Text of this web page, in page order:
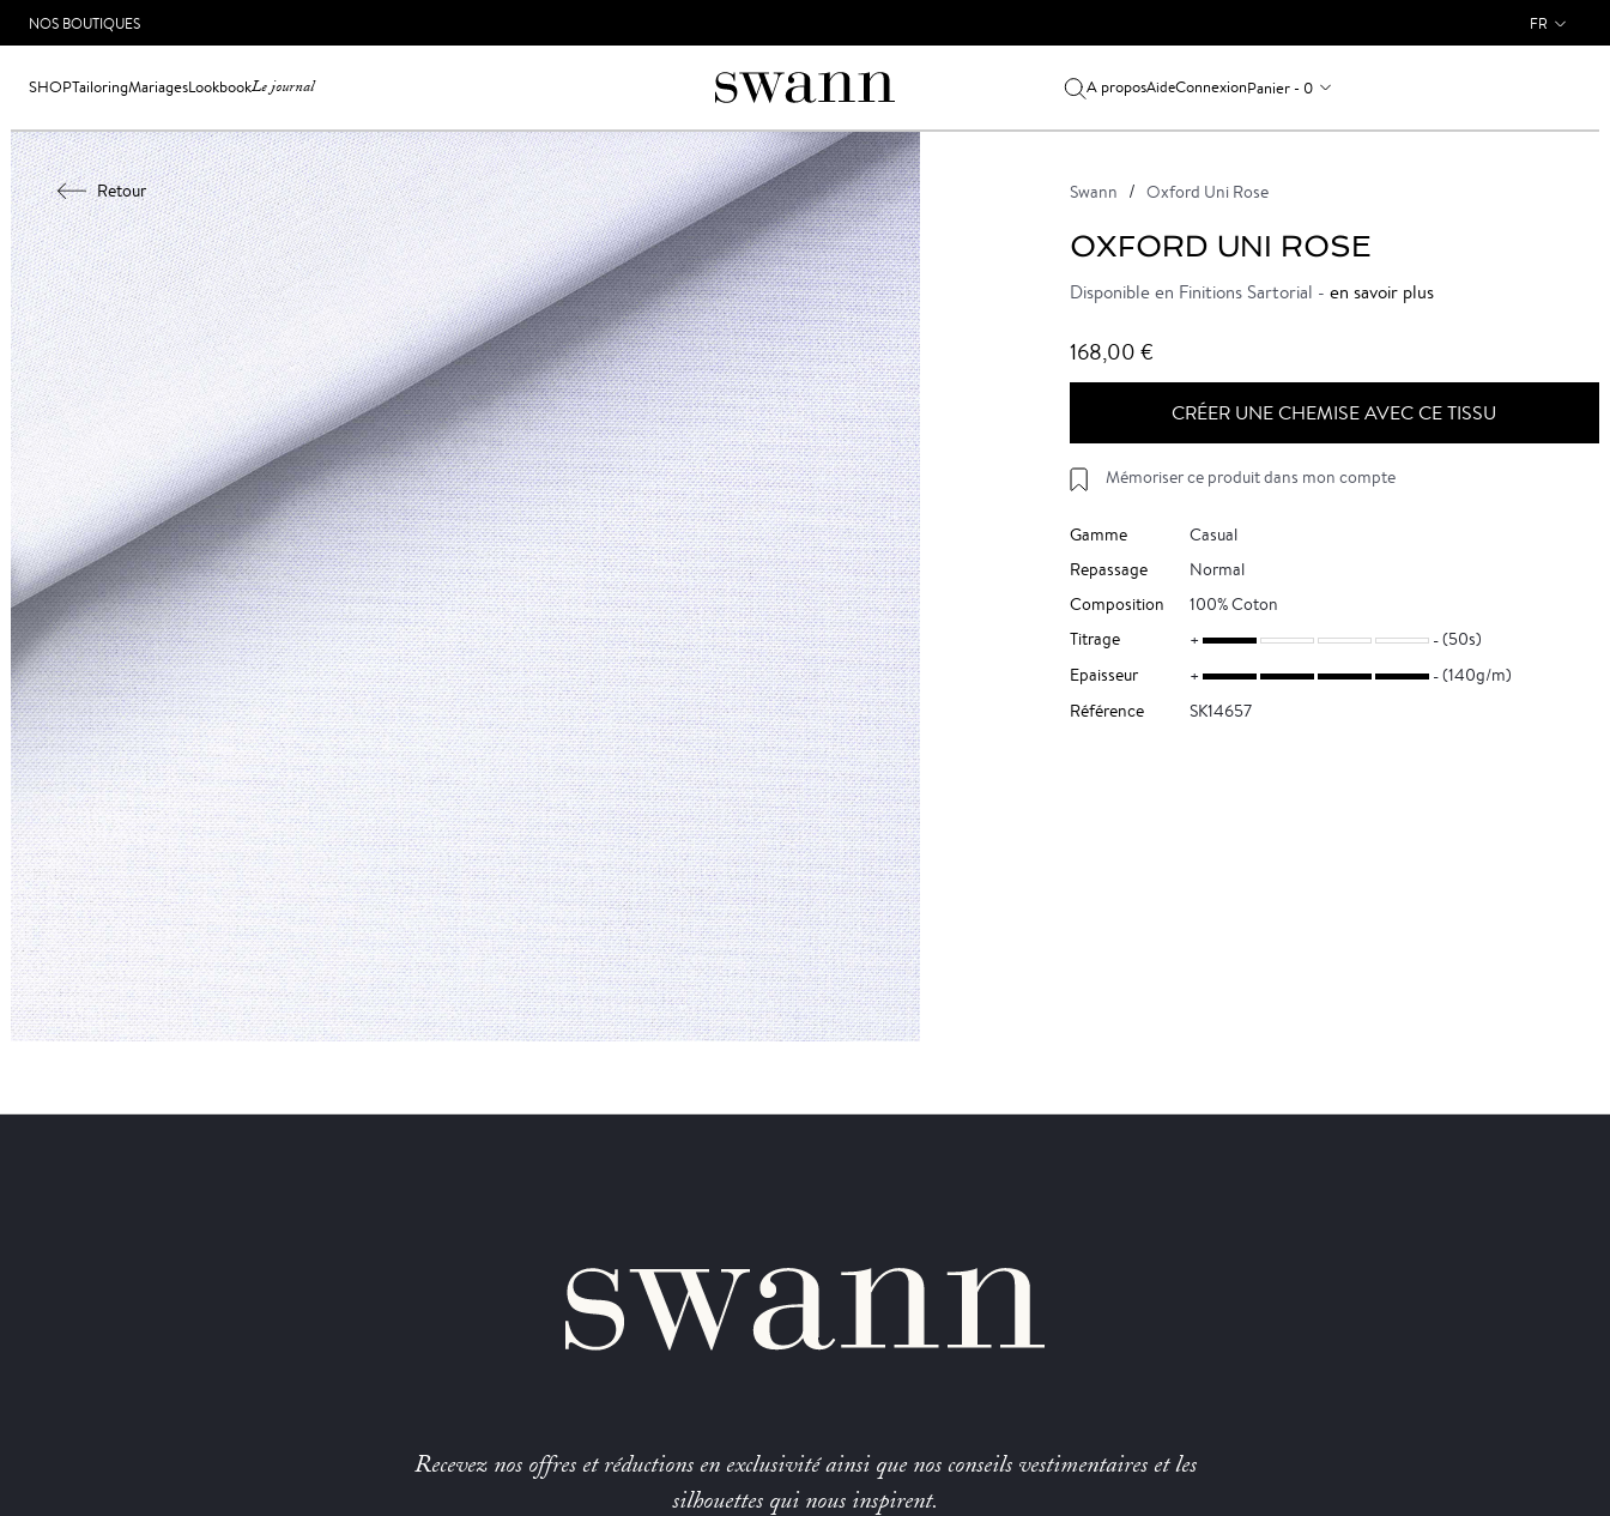
NOS BOUTIQUES FR
SHOPTailoringMariagesLookbookLe journal A proposAideConnexionPanier - 0
Retour Swann Oxford Uni Rose
OXFORD UNI ROSE
Disponible en Finitions Sartorial - en savoir plus
168,00 €
CRÉER UNE CHEMISE AVEC CE TISSU
Mémoriser ce produit dans mon compte
Gamme
Casual
Repassage
Normal
Composition
100% Coton
Titrage
(50s)
Epaisseur
(140g/m)
Référence
SK14657
Recevez nos offres et réductions en exclusivité ainsi que nos conseils vestimentaires et les
silhouettes qui nous inspirent.